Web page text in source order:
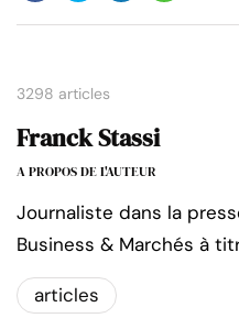
3298 articles
Franck Stassi
A PROPOS DE L'AUTEUR
Journaliste dans la
Business & Marchés à
articles